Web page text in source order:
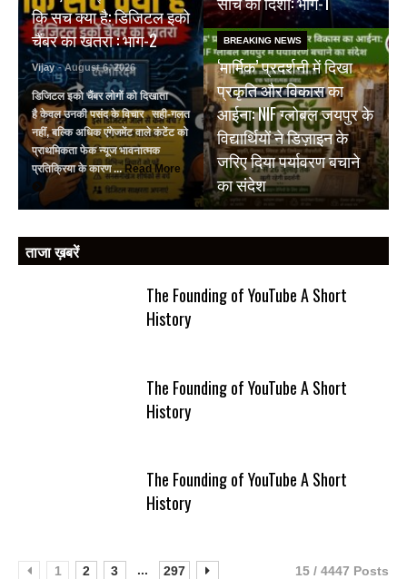
कि सच क्या है: डिजिटल इको
चैंबर का खतरा : भाग-2
Vijay - August 6, 2026
डिजिटल इको चैंबर लोगों को दिखाता
है केवल उनकी पसंद के विचार सही-गलत
नहीं, बल्कि अधिक एंगेजमेंट वाले कंटेंट को
प्राथमिकता फेक न्यूज भावनात्मक
प्रतिक्रिया के कारण ... Read More
BREAKING NEWS
‘मार्मिक’ प्रदर्शनी में दिखा
प्रकृति और विकास का
आईना: NIF ग्लोबल जयपुर के
विद्यार्थियों ने डिज़ाइन के
जरिए दिया पर्यावरण बचाने
का संदेश
ताजा ख़बरें
The Founding of YouTube A Short
History
The Founding of YouTube A Short
History
The Founding of YouTube A Short
History
1 2 3 ... 297 15 / 4447 Posts